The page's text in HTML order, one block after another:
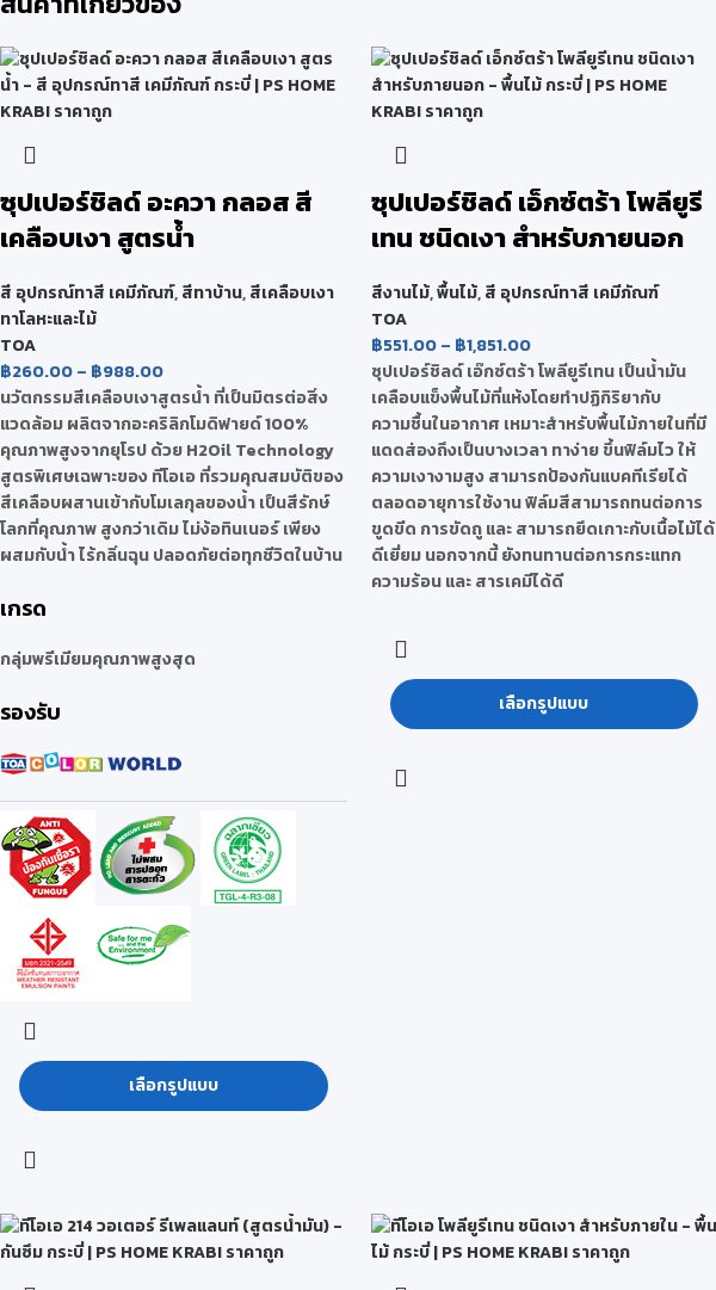
ซุปเปอร์ชิลด์ อะควา กลอส สี
เคลือบเงา สูตรน้ำ
สี อุปกรณ์ทาสี เคมีภัณฑ์,สีทาบ้าน,สีเคลือบเงา
ทาโลหะและไม้
TOA
฿260.00– ฿988.00
นวัตกรรมสีเคลือบเงาสูตรน้ำ ที่เป็นมิตรต่อสิ่ง
แวดล้อม ผลิตจากอะคริลิกโมดิฟายด์ 100%
คุณภาพสูงจากยุโรป ด้วย H2Oil Technology
สูตรพิเศษเฉพาะของ ทีโอเอ ที่รวมคุณสมบัติของ
สีเคลือบผสานเข้ากับโมเลกุลของน้ำ เป็นสีรักษ์
โลกที่คุณภาพ สูงกว่าเดิม ไม่ง้อทินเนอร์ เพียง
ผสมกับน้ำ ไร้กลิ่นฉุน ปลอดภัยต่อทุกชีวิตในบ้าน
เกรด
กลุ่มพรีเมียมคุณภาพสูงสุด
รองรับ
เลือกรูปแบบ
ซุปเปอร์ชิลด์ เอ็กซ์ตร้า โพลียูรี
เทน ชนิดเงา สำหรับภายนอก
สีงานไม้,พื้นไม้, สี อุปกรณ์ทาสี เคมีภัณฑ์
TOA
฿551.00 – ฿1,851.00
ซุปเปอร์ชิลด์ เอ๊กซ์ตร้า โพลียูรีเทน เป็นน้ำมัน
เคลือบแข็งพื้นไม้ที่แห้งโดยทำปฏิกิริยากับ
ความชื้นในอากาศ เหมาะสำหรับพื้นไม้ภายในที่มี
แดดส่องถึงเป็นบางเวลา ทาง่าย ขึ้นฟิล์มไว ให้
ความเงางามสูง สามารถป้องกันแบคทีเรียได้
ตลอดอายุการใช้งาน ฟิล์มสีสามารถทนต่อการ
ขูดขีด การขัดถู และ สามารถยึดเกาะกับเนื้อไม้ได้
ดีเยี่ยม นอกจากนี้ ยังทนทานต่อการกระแทก
ความร้อน และ สารเคมีได้ดี
เลือกรูปแบบ